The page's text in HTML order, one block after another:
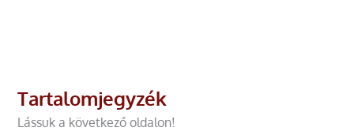
Tartalomjegyzék
Lássuk a következő oldalon!